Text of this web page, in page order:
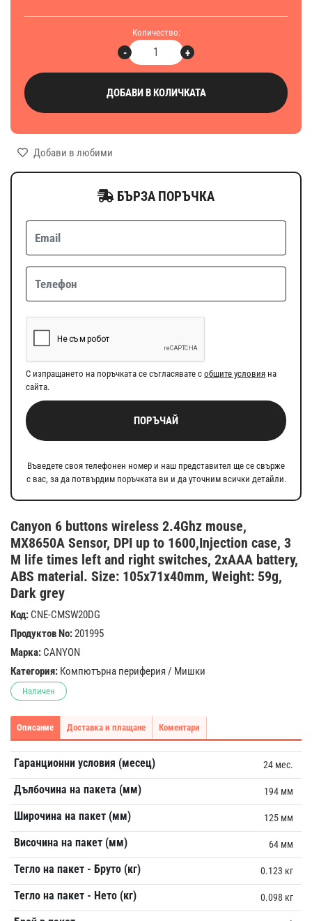
Canyon 6 buttons wireless 2.4Ghz mouse,
MX8650A Sensor, DPI up to 1600,Injection case, 3
M life times left and right switches, 2xAAA battery,
ABS material. Size: 105x71x40mm, Weight: 59g,
Dark grey
Код: CNE-CMSW20DG
Продуктов No:201995
Марка: CANYON
Категория: Компютърна периферия / Мишки
Наличен
Количество:
+
-
ДОБАВИ В КОЛИЧКАТА
Добави в любими
БЪРЗА ПОРЪЧКА
С изпращането на поръчката се съгласявате с общите условия на
сайта.
ПОРЪЧАЙ
Въведете своя телефонен номер и наш представител ще се свърже
с вас, за да потвърдим поръчката ви и да уточним всички детайли.
Описание Доставка и плащане Коментари
Гаранционни условия (месец) 24 мес.
Дълбочина на пакета (мм) 194 мм
Широчина на пакет (мм) 125 мм
Височина на пакет (мм) 64 мм
Тегло на пакет - Бруто (кг) 0.123 кг
Тегло на пакет - Нето (кг) 0.098 кг